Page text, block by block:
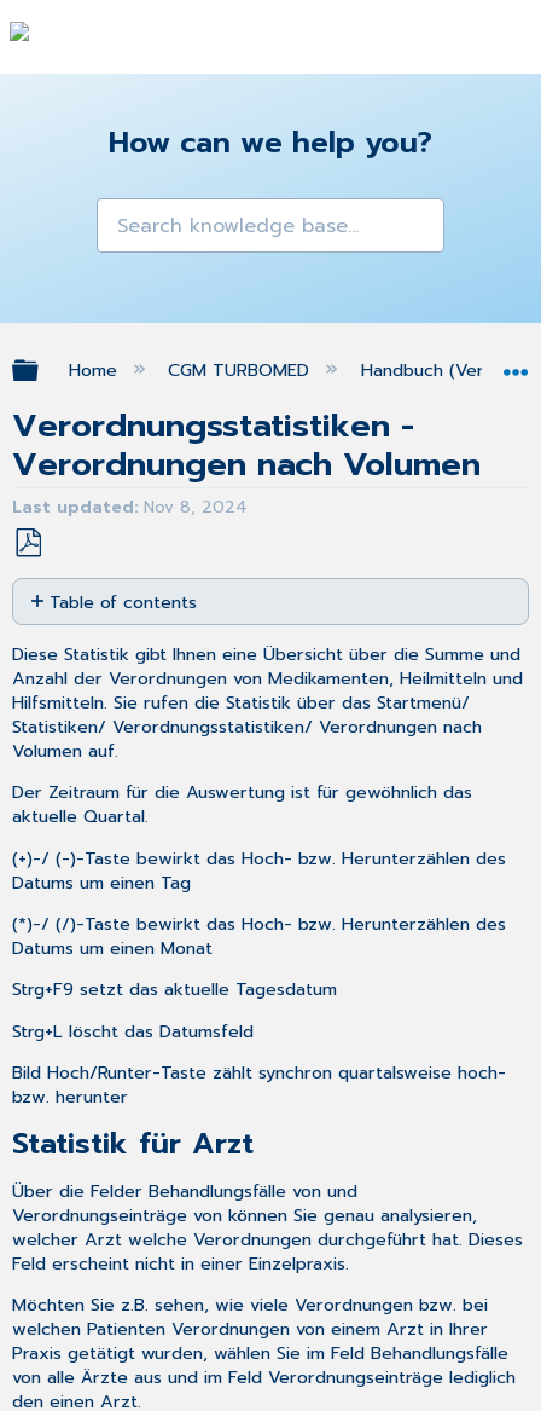
How can we help you?
Expand/collapse global hierarchy
Home CGM TURBOMED Handbuch (Version
Verordnungsstatistiken -
Verordnungen nach Volumen
Last updated Nov 8, 2024
Save
as
PDF
Table of contents
für
Arzt
Die
Statistik
benutzen
Patientenliste
Verordnungsdaten
Patienten
Diese Statistik gibt Ihnen eine Übersicht über die Summe und
Anzahl der Verordnungen von Medikamenten, Heilmitteln und
Hilfsmitteln. Sie rufen die Statistik über dasStartmenü/
Statistiken/Verordnungsstatistiken/Verordnungen nach
Volumen auf.
Der Zeitraum für die Auswertung ist für gewöhnlich das
aktuelle Quartal.
(+)-/ (-)-Taste bewirkt das Hoch- bzw. Herunterzählen des
Datums um einen Tag
(*)-/ (/)-Taste bewirkt das Hoch- bzw. Herunterzählen des
Datums um einen Monat
Strg+F9 setzt das aktuelle Tagesdatum
Strg+L löscht das Datumsfeld
Bild Hoch/Runter-Taste zählt synchron quartalsweise hoch-
bzw. herunter
Statistik für Arzt
Über die FelderBehandlungsfälle von und
Verordnungseinträge von können Sie genau analysieren,
welcher Arzt welche Verordnungen durchgeführt hat. Dieses
Feld erscheint nicht in einer Einzelpraxis.
Möchten Sie z.B. sehen, wie viele Verordnungen bzw. bei
welchen Patienten Verordnungen von einem Arzt in Ihrer
Praxis getätigt wurden, wählen Sie im FeldBehandlungsfälle
von alle Ärzte aus und im FeldVerordnungseinträge lediglich
den einen Arzt.